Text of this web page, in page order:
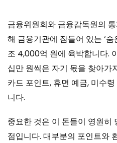
금융위원회와 금융감독원의
해 금융기관에 잠들어 있는 ‘
조 4,000억 원에 육박합니다.
십만 원씩은 자기 몫을 찾아가
카드 포인트, 휴면 예금, 미수
니다.
중요한 것은 이 돈들이 영원히
점입니다. 대부분의 포인트와